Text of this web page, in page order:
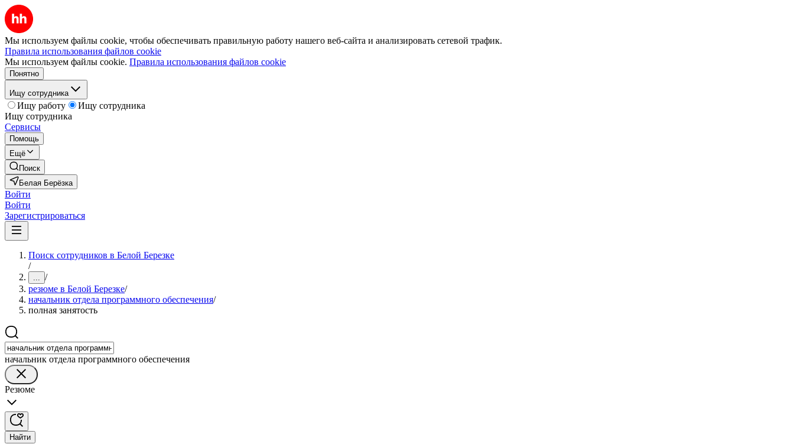
Мы используем файлы cookie, чтобы обеспечивать правильную работу нашего веб-сайта и анализировать сетевой трафик.
Правила использования файлов cookie
Мы используем файлы cookie. Правила использования файлов cookie
Понятно
Ищу сотрудника
Ищу работу
Ищу сотрудника
Ищу сотрудника
Сервисы
Помощь
Ещё
Поиск
Белая Берёзка
Войти
Войти
Зарегистрироваться
Поиск сотрудников в Белой Березке
/
... /
резюме в Белой Березке/
начальник отдела программного обеспечения/
полная занятость
начальник отдела программного обеспечения
Резюме
Найти